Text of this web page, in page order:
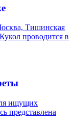
Тишинская
проводится в
ищущих
представлена